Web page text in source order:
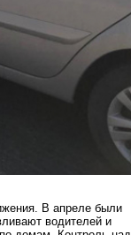
В апреле были
водителей и